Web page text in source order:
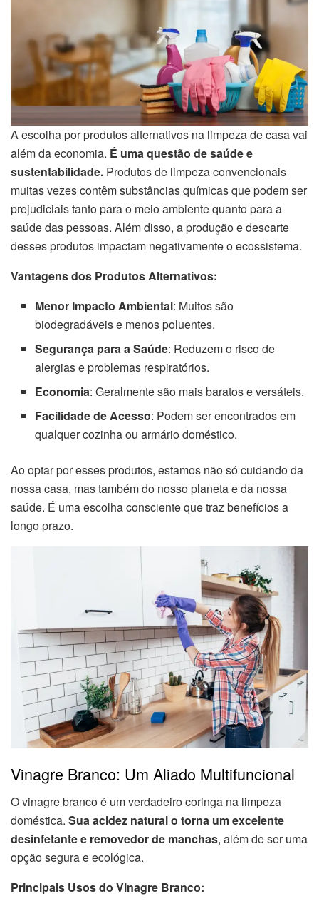
A escolha por produtos alternativos na limpeza de casa vai
além da economia. É uma questão de saúde e
sustentabilidade. Produtos de limpeza convencionais
muitas vezes contêm substâncias químicas que podem ser
prejudiciais tanto para o meio ambiente quanto para a
saúde das pessoas. Além disso, a produção e descarte
desses produtos impactam negativamente o ecossistema.
Vantagens dos Produtos Alternativos:
Menor Impacto Ambiental: Muitos são
biodegradáveis e menos poluentes.
Segurança para a Saúde: Reduzem o risco de
alergias e problemas respiratórios.
Economia: Geralmente são mais baratos e versáteis.
Facilidade de Acesso: Podem ser encontrados em
qualquer cozinha ou armário doméstico.
Ao optar por esses produtos, estamos não só cuidando da
nossa casa, mas também do nosso planeta e da nossa
saúde. É uma escolha consciente que traz benefícios a
longo prazo.
Vinagre Branco: Um Aliado Multifuncional
O vinagre branco é um verdadeiro coringa na limpeza
doméstica. Sua acidez natural o torna um excelente
desinfetante e removedor de manchas, além de ser uma
opção segura e ecológica.
Principais Usos do Vinagre Branco: